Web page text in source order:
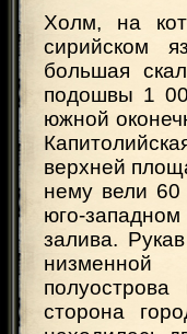
Холм, на
сирийском
большая
подошвы 1
южной
верхней
нему вели
юго-
залива.
низменной
сторона